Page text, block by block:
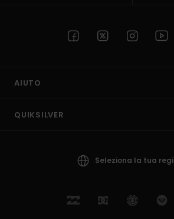
AIUTO
QUIKSILVER
Seleziona la tua